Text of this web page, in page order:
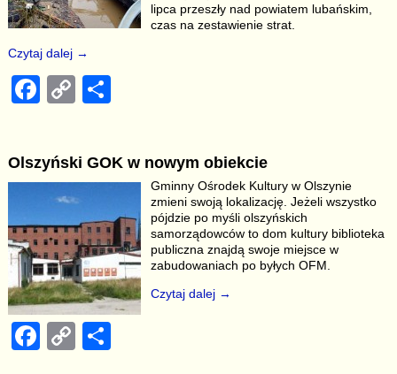
k
lipca przeszły nad powiatem lubańskim,
czas na zestawienie strat.
Czytaj dalej →
F
e
b
o
o
k
C
y
Li
n
k
e
Olszyński GOK w nowym obiekcie
Gminny Ośrodek Kultury w Olszynie
zmieni swoją lokalizację. Jeżeli wszystko
pójdzie po myśli olszyńskich
samorządowców to dom kultury biblioteka
publiczna znajdą swoje miejsce w
zabudowaniach po byłych OFM.
Czytaj dalej →
F
C